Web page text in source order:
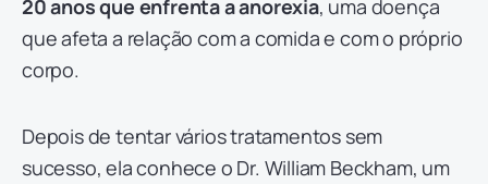
20 anos que enfrenta a anorexia, uma doença
que afeta a relação com a comida e com o próprio
corpo.
Depois de tentar vários tratamentos sem
sucesso, ela conhece o Dr. William Beckham, um